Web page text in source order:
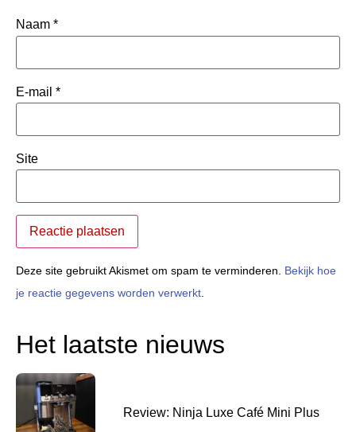
Naam *
E-mail *
Site
Deze site gebruikt Akismet om spam te verminderen. Bekijk hoe
je reactie gegevens worden verwerkt
Het laatste nieuws
Review: Ninja Luxe Café Mini Plus